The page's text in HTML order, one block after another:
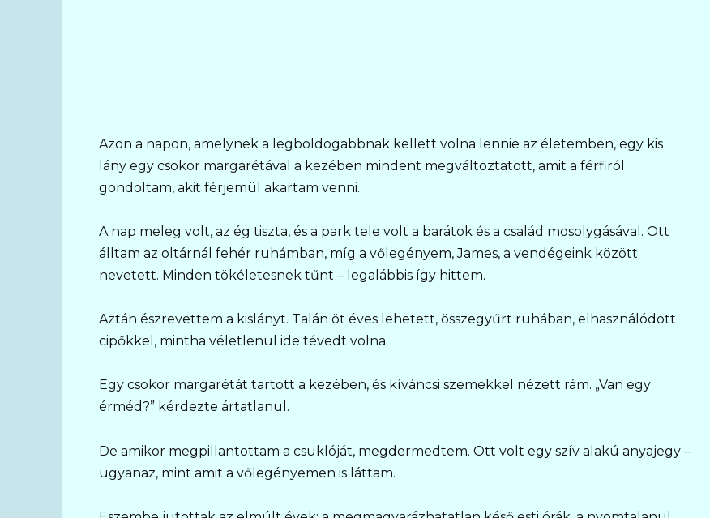
Azon a napon, amelynek a legboldogabbnak kellett volna lennie az életemben, egy kis
lány egy csokor margarétával a kezében mindent megváltoztatott, amit a férfiról
gondoltam, akit férjemül akartam venni.
A nap meleg volt, az ég tiszta, és a park tele volt a barátok és a család mosolygásával. Ott
álltam az oltárnál fehér ruhámban, míg a vőlegényem, James, a vendégeink között
nevetett. Minden tökéletesnek tűnt – legalábbis így hittem.
Aztán észrevettem a kislányt. Talán öt éves lehetett, összegyűrt ruhában, elhasználódott
cipőkkel, mintha véletlenül ide tévedt volna.
Egy csokor margarétát tartott a kezében, és kíváncsi szemekkel nézett rám. „Van egy
érméd?” kérdezte ártatlanul.
De amikor megpillantottam a csuklóját, megdermedtem. Ott volt egy szív alakú anyajegy –
ugyanaz, mint amit a vőlegényemen is láttam.